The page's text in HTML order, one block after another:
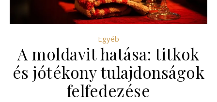
Egyéb
A moldavit hatása: titkok
és jótékony tulajdonságok
felfedezése